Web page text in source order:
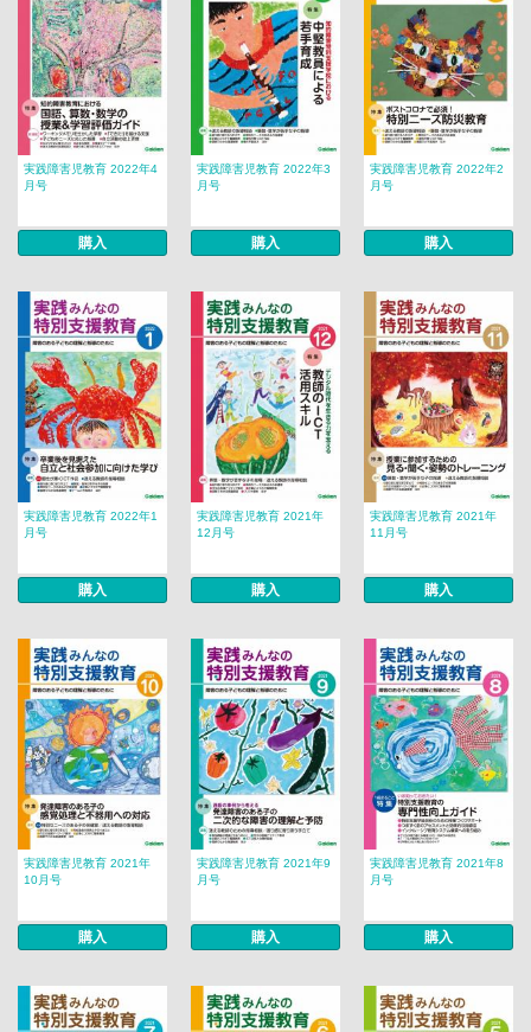
実践障害児教育 2022年4
月号
購入
実践障害児教育 2022年3
月号
購入
実践障害児教育 2022年2
月号
購入
実践障害児教育 2022年1
月号
購入
実践障害児教育 2021年
12月号
購入
実践障害児教育 2021年
11月号
購入
実践障害児教育 2021年
10月号
購入
実践障害児教育 2021年9
月号
購入
実践障害児教育 2021年8
月号
購入